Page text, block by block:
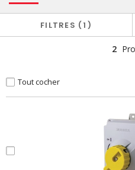
FILTRES 1
2
Tout cocher